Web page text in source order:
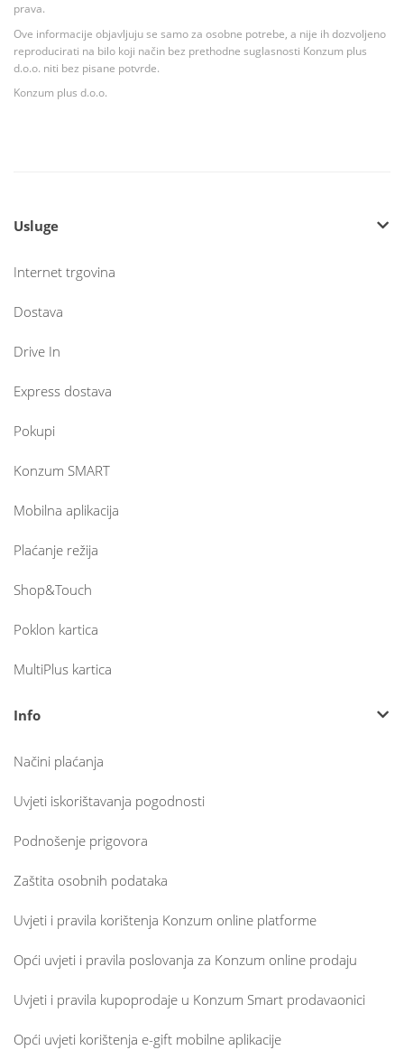
prava.
Ove informacije objavljuju se samo za osobne potrebe, a nije ih dozvoljeno
reproducirati na bilo koji način bez prethodne suglasnosti Konzum plus
d.o.o. niti bez pisane potvrde.
Konzum plus d.o.o.
Usluge
Internet trgovina
Dostava
Drive In
Express dostava
Pokupi
Konzum SMART
Mobilna aplikacija
Plaćanje režija
Shop&Touch
Poklon kartica
MultiPlus kartica
Info
Načini plaćanja
Uvjeti iskorištavanja pogodnosti
Podnošenje prigovora
Zaštita osobnih podataka
Uvjeti i pravila korištenja Konzum online platforme
Opći uvjeti i pravila poslovanja za Konzum online prodaju
Uvjeti i pravila kupoprodaje u Konzum Smart prodavaonici
Opći uvjeti korištenja e-gift mobilne aplikacije